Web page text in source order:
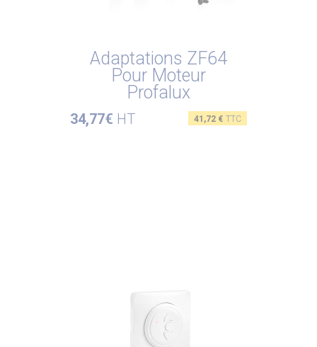
Adaptations ZF64
Pour Moteur
Profalux
34,77€ HT Prix
41,72 € TTC